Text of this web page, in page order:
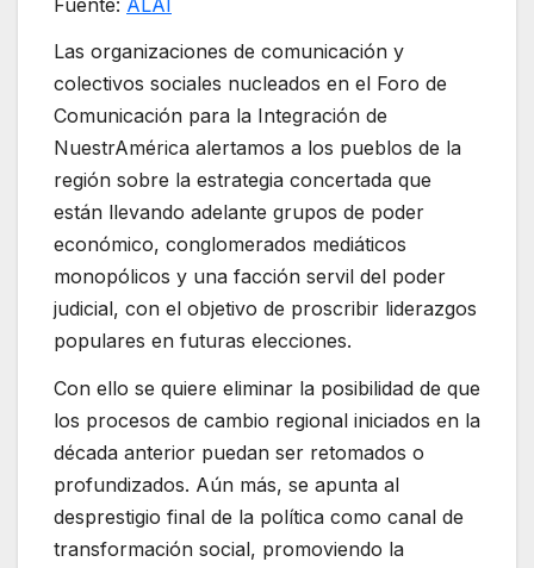
Las organizaciones de comunicación y
colectivos sociales nucleados en el Foro de
Comunicación para la Integración de
NuestrAmérica alertamos a los pueblos de la
región sobre la estrategia concertada que
están llevando adelante grupos de poder
económico, conglomerados mediáticos
monopólicos y una facción servil del poder
judicial, con el objetivo de proscribir liderazgos
populares en futuras elecciones.
Con ello se quiere eliminar la posibilidad de que
los procesos de cambio regional iniciados en la
década anterior puedan ser retomados o
profundizados. Aún más, se apunta al
desprestigio final de la política como canal de
transformación social, promoviendo la